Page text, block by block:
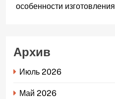
особенности изготовления
Архив
Июль 2026
Май 2026